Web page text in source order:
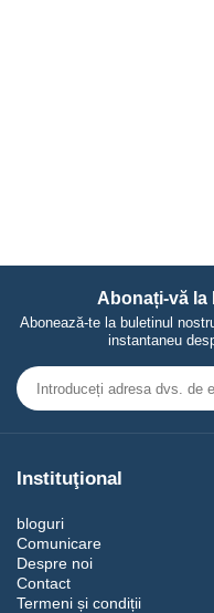
Abonați-vă la
Abonează-te la buletinul
instantaneu
Instituţional
bloguri
Comunicare
Despre noi
Contact
Termeni și condiții